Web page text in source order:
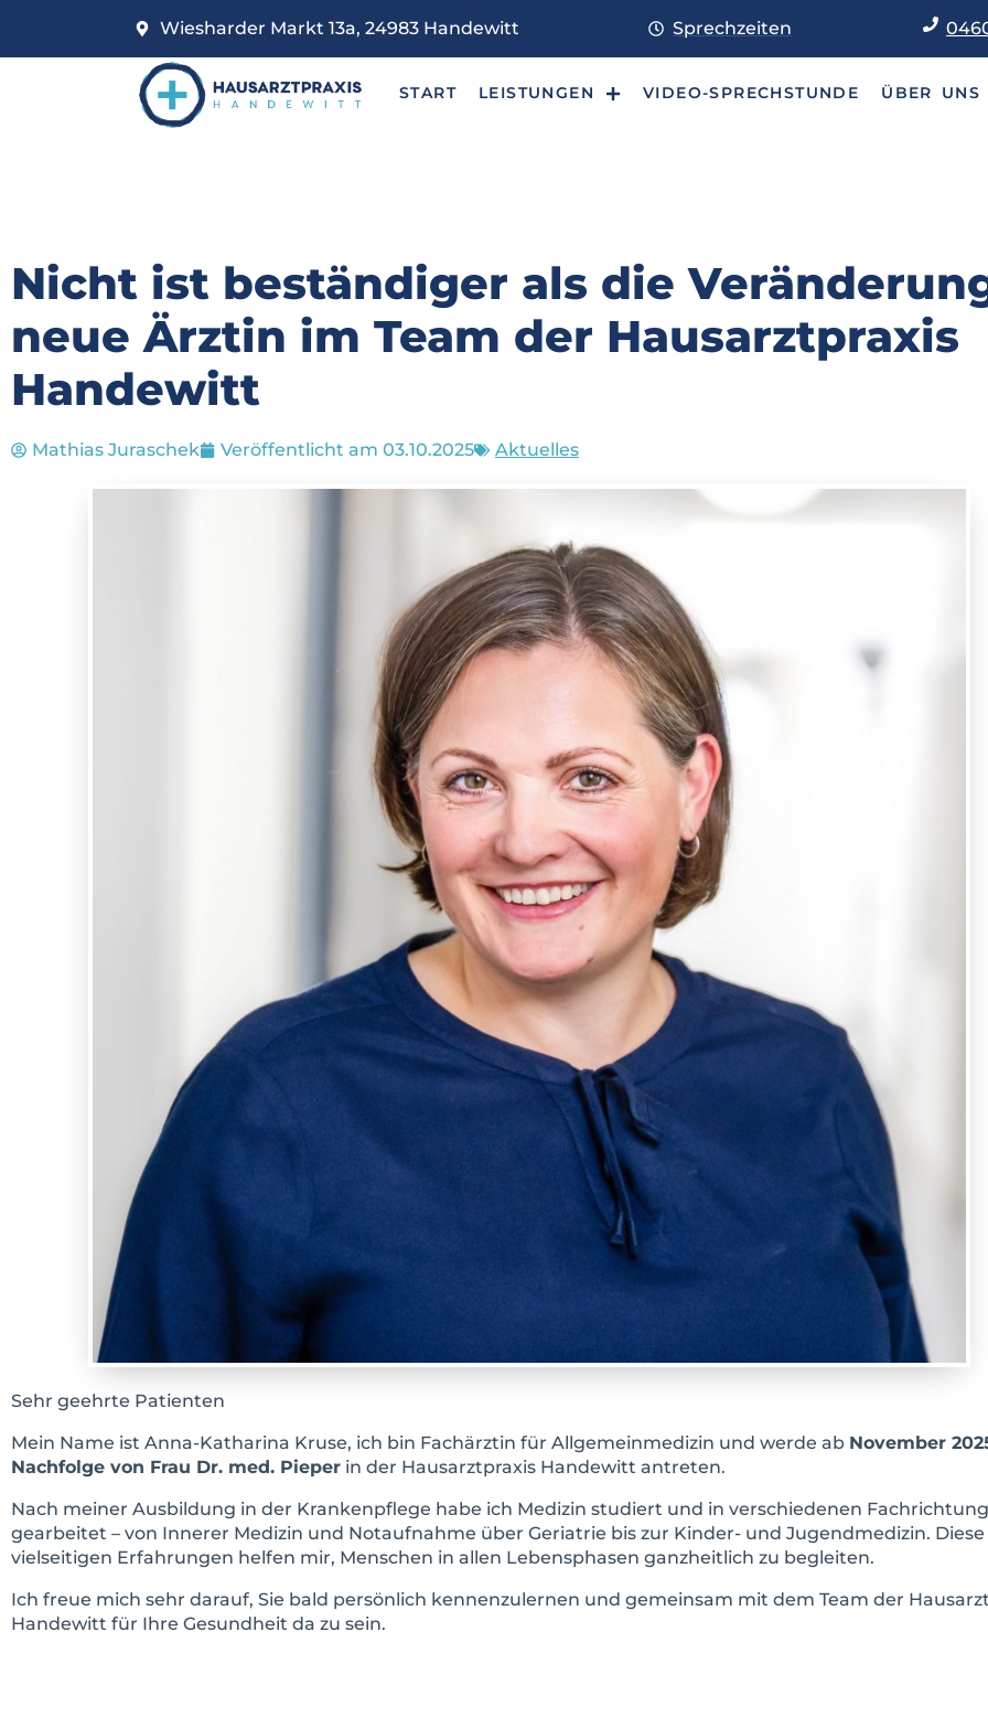
Wiesharder Markt 13a, 24983 Handewitt Sprechzeiten
START LEISTUNGEN VIDEO-SPRECHSTUNDE ÜBER UNS
Nicht ist beständiger als die
neue Ärztin im Team der Hausarztpraxis
Handewitt
Mathias Juraschek Veröffentlicht am 03.10.2025 Aktuelles
Sehr geehrte Patienten
Mein Name ist Anna-Katharina Kruse, ich bin Fachärztin für Allgemeinmedizin und werde ab November
Nachfolge von Frau Dr. med. Pieper in der Hausarztpraxis Handewitt antreten.
Nach meiner Ausbildung in der Krankenpflege habe ich Medizin studiert und in verschiedenen
gearbeitet – von Innerer Medizin und Notaufnahme über Geriatrie bis zur Kinder- und Jugendmedizin. Diese
vielseitigen Erfahrungen helfen mir, Menschen in allen Lebensphasen ganzheitlich zu begleiten.
Ich freue mich sehr darauf, Sie bald persönlich kennenzulernen und gemeinsam mit dem Team der
Handewitt für Ihre Gesundheit da zu sein.